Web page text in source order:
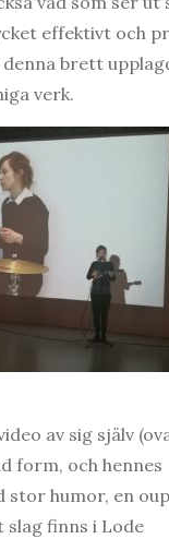
effektivt och
brett
verk.
av sig själv
form, och hennes
stor humor, en
slag finns i Lode